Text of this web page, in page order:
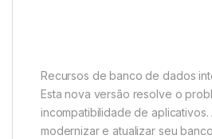
Recursos de banco de dados
Esta nova versão resolve o
incompatibilidade de
modernizar e atualizar seu